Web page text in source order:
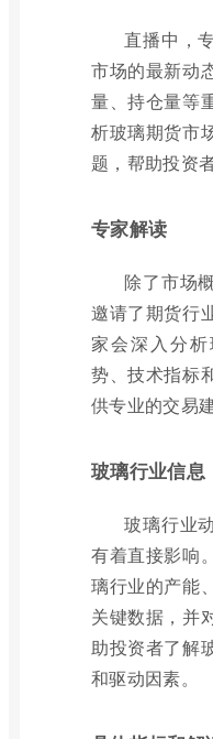
直播中，
市场的最新动
量、持仓量等
析玻璃期货市
题，帮助投资
专家解读
除了市场
邀请了期货行
家会深入分
势、技术指标
供专业的交易
玻璃行业信息
玻璃行业
有着直接影响
璃行业的产能
关键数据，并
助投资者了解
和驱动因素。